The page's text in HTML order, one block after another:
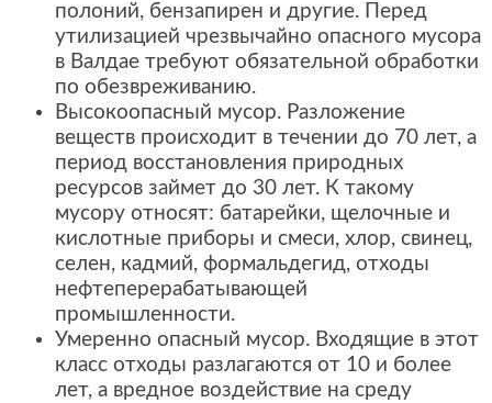
полоний, бензапирен и другие. Перед
утилизацией чрезвычайно опасного мусора
в Валдае требуют обязательной обработки
по обезвреживанию.
Высокоопасный мусор. Разложение
веществ происходит в течении до 70 лет, а
период восстановления природных
ресурсов займет до 30 лет. К такому
мусору относят: батарейки, щелочные и
кислотные приборы и смеси, хлор, свинец,
селен, кадмий, формальдегид, отходы
нефтеперерабатывающей
промышленности.
Умеренно опасный мусор. Входящие в этот
класс отходы разлагаются от 10 и более
лет, а вредное воздействие на среду